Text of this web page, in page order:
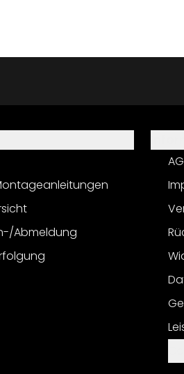
Abmeldung